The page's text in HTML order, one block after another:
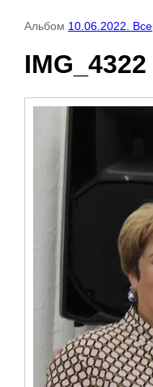
Альбом 10.06.2022.
IMG_4322